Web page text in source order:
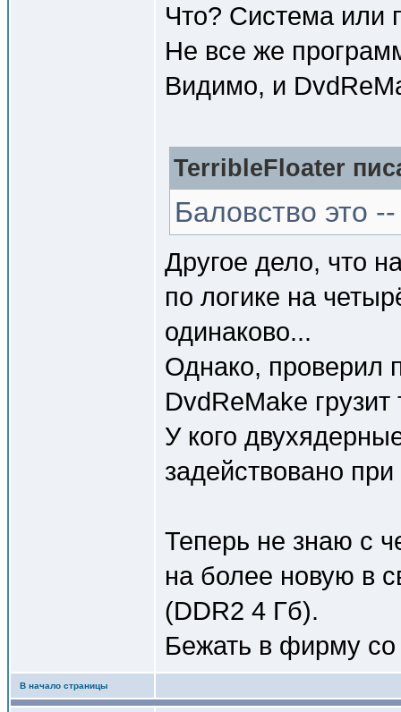
Что? Система или
Не все же
Видимо, и
TerribleFloater
Баловство это
Другое дело, что
по логике на
одинаково...
Однако, проверил
DvdReMake
У кого
задействовано
Теперь не знаю с
на более новую в
(DDR2 4 Гб).
Бежать в фирму
В начало страницы